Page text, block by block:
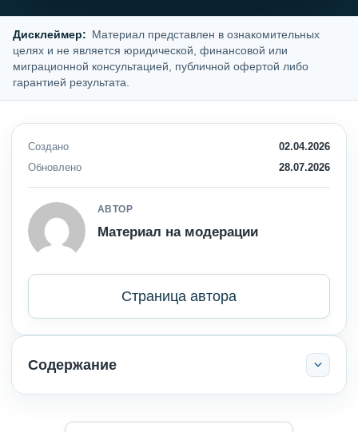
Дисклеймер: Материал представлен в ознакомительных
целях и не является юридической, финансовой или
миграционной консультацией, публичной офертой либо
гарантией результата.
Создано
02.04.2026
Обновлено
28.07.2026
АВТОР
Материал на модерации
Страница автора
Содержание